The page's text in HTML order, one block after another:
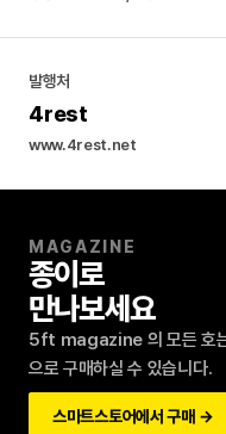
발행처
4rest
www.4rest.net
MAGAZINE
종이로
만나보세요
5ft magazine 의 모든 호는
으로 구매하실 수 있습니다.
스마트스토어에서 구매 →